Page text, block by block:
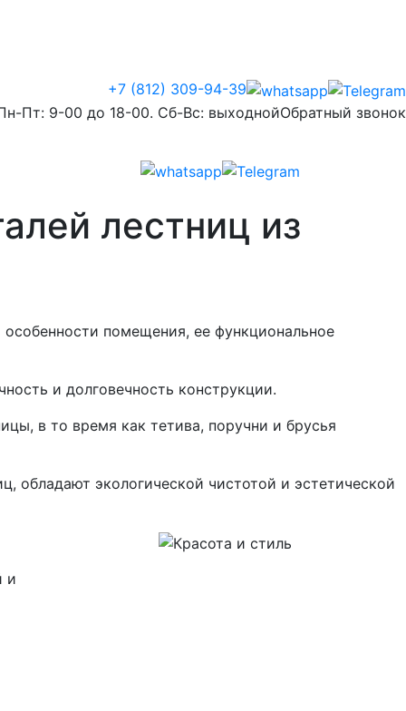
+7 (812) 309-94-39
Пт: 9-00 до 18-00. Сб-Вс: выходнойОбратный звонок
лестниц из
помещения, ее функциональное
и долговечность конструкции.
в то время как тетива, поручни и брусья
обладают экологической чистотой и эстетической
и